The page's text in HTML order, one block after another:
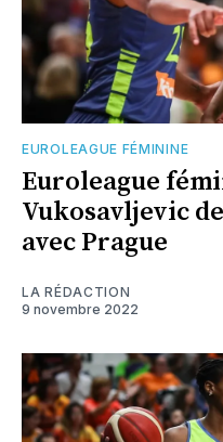
EUROLEAGUE FÉMININE
Euroleague
Vukosavljevic
avec Prague
LA RÉDACTION
9 novembre 2022